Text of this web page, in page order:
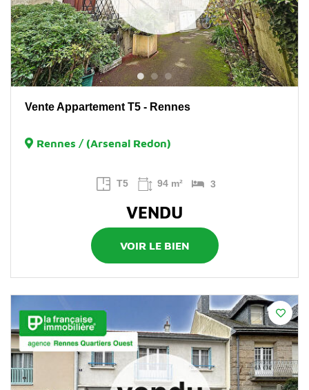
Vente Appartement T5 - Rennes
Rennes / (Arsenal Redon)
T5 94 m² 3
VENDU
VOIR LE BIEN